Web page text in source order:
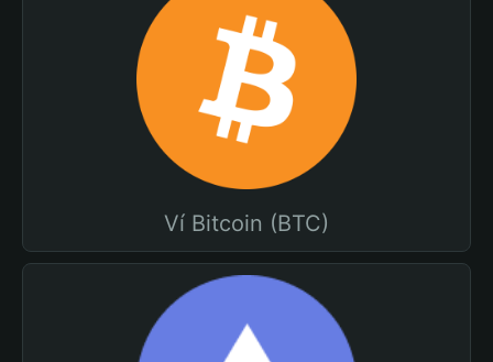
Ví Bitcoin (BTC)